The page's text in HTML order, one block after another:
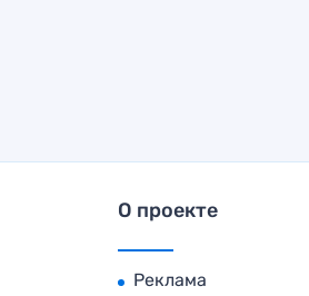
О проекте
Реклама